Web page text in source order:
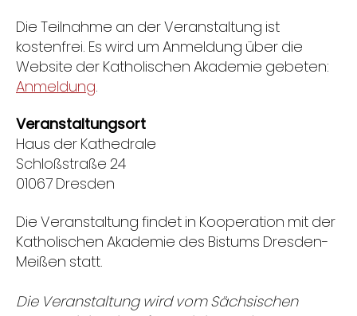
Die Teilnahme an der Veranstaltung ist
kostenfrei. Es wird um Anmeldung über die
Website der Katholischen Akademie gebeten:
Anmeldung.
Veranstaltungsort
Haus der Kathedrale
Schloßstraße 24
01067 Dresden
Die Veranstaltung findet in Kooperation mit der
Katholischen Akademie des Bistums Dresden-
Meißen statt.
Die Veranstaltung wird vom Sächsischen